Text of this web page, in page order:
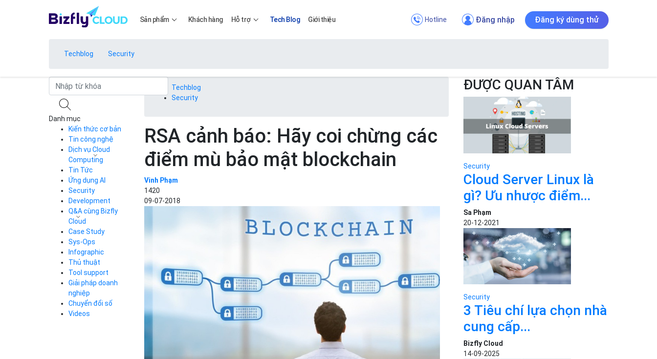
Sản phẩm
Bảng giá Apps
Bảng giá
Bảng giá Bảng giá
Bảng giá Bảng giá
Bảng giá
Khách hàng Hỗ trợ Tech Blog Giới thiệu Hotline Đăng nhập Đăng ký dùng thử
Techblog Security
Techblog
Security
RSA cảnh báo: Hãy coi chừng các
điểm mù bảo mật blockchain
Vinh Phạm
1420
09-07-2018
ĐƯỢC QUAN TÂM
Security
Cloud Server Linux là
gì? Ưu nhược điểm...
Sa Phạm
20-12-2021
Security
3 Tiêu chí lựa chọn nhà
cung cấp...
Bizfly Cloud
14-09-2025
Danh mục
Kiến thức cơ bản
Tin công nghệ
Dịch vụ Cloud
Computing
Cloud Server
CDN
Load Balancer
Auto Scaling
Container Registry
Kubernetes
Cloud Database
Call Center
Business Email
Simple Storage
VPN
Traffic Manager
Cloud VPS
Kafka
Videos
Tin Tức
Ứng dụng AI
Security
Development
Q&A cùng Bizfly
Cloud
Q&A về Bizfly
Cloud Server
Thao tác kết nối
tới server
Videos
Q&A về Bizfly
Business Email
Videos
Case Study
Sys-Ops
Infographic
Thủ thuật
Tool support
Giải pháp doanh
nghiệp
Chuyển đổi số
Videos